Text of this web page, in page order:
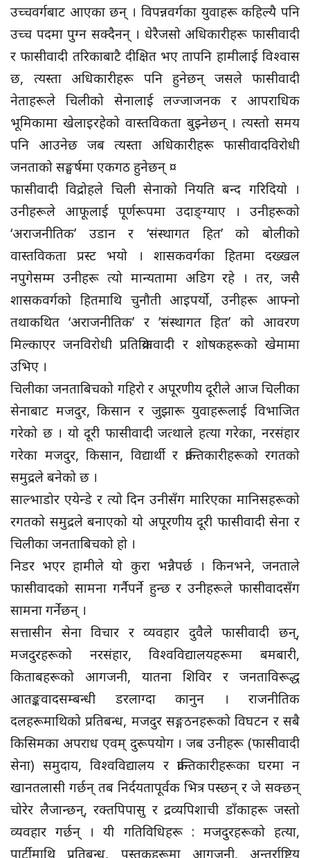
उच्चवर्गबाट आएका छन् । विपन्नवर्गका युवाहरू कहिल्यै पनि
उच्च पदमा पुग्न सक्दैनन् । धेरैजसो अधिकारीहरू फासीवादी
र फासीवादी तरिकाबाटै दीक्षित भए तापनि हामीलाई विश्वास
छ, त्यस्ता अधिकारीहरू पनि हुनेछन् जसले फासीवादी
नेताहरूले चिलीको सेनालाई लज्जाजनक र आपराधिक
भूमिकामा खेलाइरहेको वास्तविकता बुझ्नेछन् । त्यस्तो समय
पनि आउनेछ जब त्यस्ता अधिकारीहरू फासीवादविरोधी
जनताको सङ्घर्षमा एकगठ हुनेछन् ¤
फासीवादी विद्रोहले चिली सेनाको नियति बन्द गरिदियो ।
उनीहरूले आफूलाई पूर्णरूपमा उदाङ्ग्याए । उनीहरूको
‘अराजनीतिक’ उडान र ‘संस्थागत हित’ को बोलीको
वास्तविकता प्रस्ट भयो । शासकवर्गका हितमा दख्खल
नपुगेसम्म उनीहरू त्यो मान्यतामा अडिग रहे । तर, जसै
शासकवर्गको हितमाथि चुनौती आइपर्यो, उनीहरू आफ्नो
तथाकथित ‘अराजनीतिक’ र ’संस्थागत हित’ को आवरण
मिल्काएर जनविरोधी प्रतिक्रियावादी र शोषकहरूको खेमामा
उभिए ।
चिलीका जनताबिचको गहिरो र अपूरणीय दूरीले आज चिलीका
सेनाबाट मजदुर, किसान र जुझारू युवाहरूलाई विभाजित
गरेको छ । यो दूरी फासीवादी जत्थाले हत्या गरेका, नरसंहार
गरेका मजदुर, किसान, विद्यार्थी र क्रान्तिकारीहरूको रगतको
समुद्रले बनेको छ ।
साल्भाडोर एयेन्डे र त्यो दिन उनीसँग मारिएका मानिसहरूको
रगतको समुद्रले बनाएको यो अपूरणीय दूरी फासीवादी सेना र
चिलीका जनताबिचको हो ।
निडर भएर हामीले यो कुरा भन्नैपर्छ । किनभने, जनताले
फासीवादको सामना गर्नैपर्ने हुन्छ र उनीहरूले फासीवादसँग
सामना गर्नेछन् ।
सत्तासीन सेना विचार र व्यवहार दुवैले फासीवादी छन्,
मजदुरहरूको नरसंहार, विश्वविद्यालयहरूमा बमबारी,
किताबहरूको आगजनी, यातना शिविर र जनताविरूद्ध
आतङ्कवादसम्बन्धी डरलाग्दा कानुन । राजनीतिक
दलहरूमाथिको प्रतिबन्ध, मजदुर सङ्गठनहरूको विघटन र सबै
किसिमका अपराध एवम् दुरूपयोग । जब उनीहरू (फासीवादी
सेना) समुदाय, विश्वविद्यालय र क्रान्तिकारीहरूका घरमा न
खानतलासी गर्छन् तब निर्दयतापूर्वक भित्र पस्छन् र जे सक्छन्
चोरेर लैजान्छन्, रक्तपिपासु र द्रव्यपिशाची डाँकाहरू जस्तो
व्यवहार गर्छन् । यी गतिविधिहरू : मजदुरहरूको हत्या,
पार्टीमाथि प्रतिबन्ध, पुस्तकहरूमा आगजनी, अन्तर्राष्ट्रिय